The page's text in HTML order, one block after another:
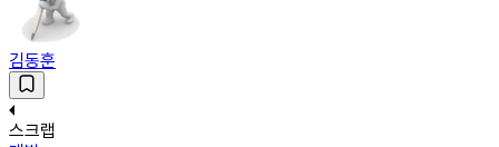
김동훈
스크랩